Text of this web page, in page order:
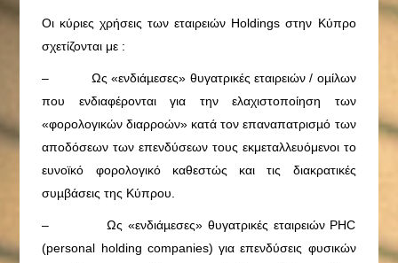
Οι κύριες χρήσεις των εταιρειών Holdings στην Κύπρο
σχετίζονται με :
– Ως «ενδιάµεσες» θυγατρικές εταιρειών / οµίλων
που ενδιαφέρονται για την ελαχιστοποίηση των
«φορολογικών διαρροών» κατά τον επαναπατρισµό των
αποδόσεων των επενδύσεων τους εκμεταλλευόμενοι το
ευνοϊκό φορολογικό καθεστώς και τις διακρατικές
συµβάσεις της Κύπρου.
– Ως «ενδιάµεσες» θυγατρικές εταιρειών PHC
(personal holding companies) για επενδύσεις φυσικών